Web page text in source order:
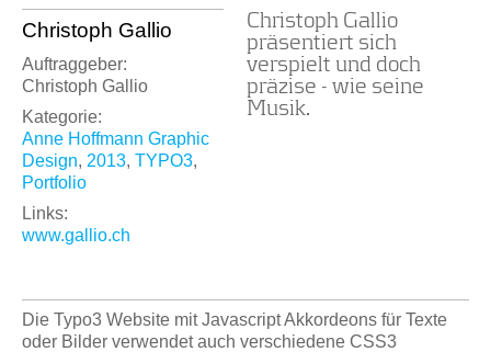
Christoph Gallio
Auftraggeber:
Christoph Gallio
Kategorie:
Anne Hoffmann Graphic
Design, 2013, TYPO3,
Portfolio
Links:
www.gallio.ch
Die Typo3 Website mit Javascript Akkordeons für Texte
oder Bilder verwendet auch verschiedene CSS3
Christoph Gallio
präsentiert sich
verspielt und doch
präzise - wie seine
Musik.